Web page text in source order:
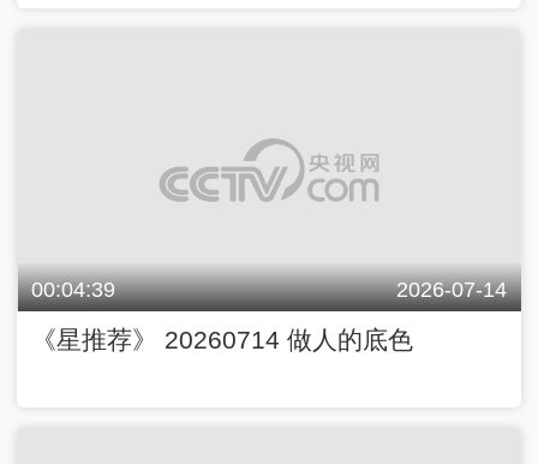
00:04:39 2026-07-14
《星推荐》 20260714 做人的底色